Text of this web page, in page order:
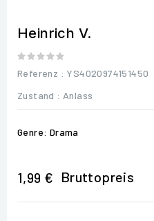
Heinrich V.
Referenz : YS4020974151450
Zustand : Anlass
Genre: Drama
1,99 € Bruttopreis